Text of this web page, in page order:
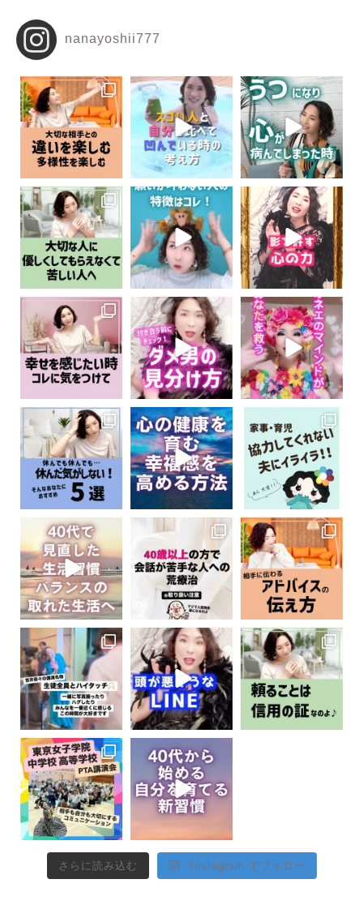
nanayoshii777
さらに読み込む Instagram でフォロー